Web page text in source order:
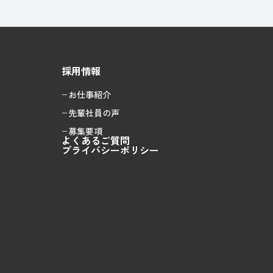
採用情報
お仕事紹介
先輩社員の声
募集要項
よくあるご質問
プライバシーポリシー